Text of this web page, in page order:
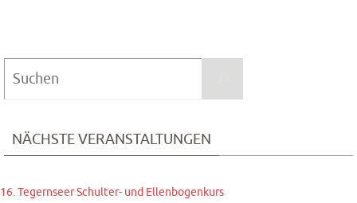
NÄCHSTE VERANSTALTUNGEN
16. Tegernseer Schulter- und Ellenbogenkurs